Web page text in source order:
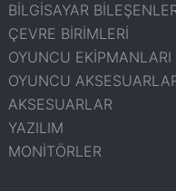
BİLGİSAYAR
ÇEVRE BİRİMLERİ
OYUNCU EKİPMANLARI
OYUNCU
AKSESUARLAR
YAZILIM
MONİTÖRLER